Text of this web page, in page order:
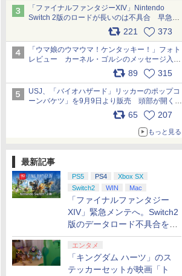
pic.x.com/Kgl04hZaeg
「ファイナルファンタジーXIV」Nintendo
Switch 2版のロードが長いのは不具合 早急に
アップデートできるよう対応中221 373
「ウマ娘のウマウマ！ケンタッキー！」フォト
レビュー カーネル・ゴルシのメッセージ入り
パッケージや描き下ろしトレカなどが登場
89 315
USJ、「バイオハザード」リッカーのポップコ
ーンバケツ」を9月9日より販売 頭部が開く仕
組み。味は恐怖を堪のう「味噌フレーバー」
65 207
もっと見る
最新記事
PS5 PS4
Xbox SX
Switch2
WIN Mac
「ファイナルファンタジー
XIV」緊急メンテへ。Switch2
版のデータロード不具合を最
適化
エンタメ
「キングダム ハーツ」のス
テッカーセットが映画「ト